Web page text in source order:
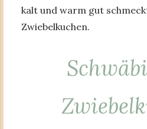
kalt und warm gut
Zwiebelkuchen.